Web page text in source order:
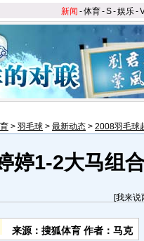
新闻 -体育-S-娱乐-
> 羽毛球 > 最新动态 > 2008羽毛球
婷1-2大马组
[我来说
来源：搜狐体育 作者：马克